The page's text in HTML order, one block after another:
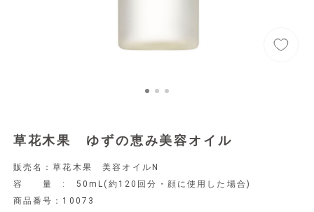
草花木果 ゆずの恵み美容オイル
販売名：草花木果 美容オイルN
容 量 : 50mL(約120回分・顔に使用した場合)
商品番号： 10073